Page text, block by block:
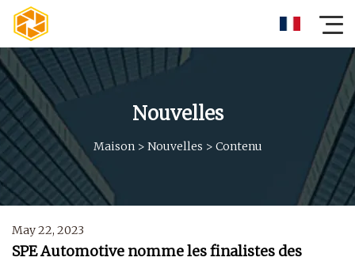
Nouvelles
Maison > Nouvelles > Contenu
May 22, 2023
SPE Automotive nomme les finalistes des